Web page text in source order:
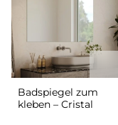
Badspiegel zum
kleben – Cristal